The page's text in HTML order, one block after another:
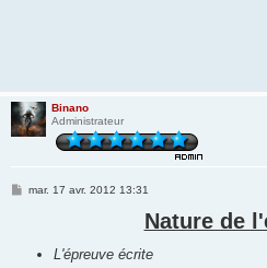
Binano
Administrateur
Mmar. 17 avr. 2012 13:31
Nature de
L'épreuve écrite